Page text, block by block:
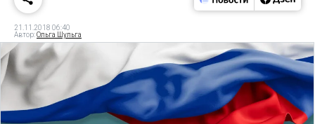
21.11.2018 06:40
Автор:Ольга Шульга